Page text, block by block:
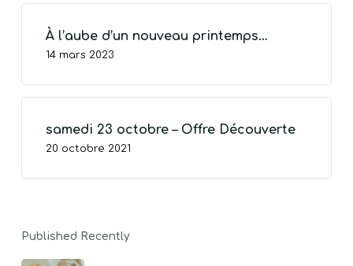
VOTRE PANIER EST VIDE.
Go To Shop
À l’aube d’un nouveau printemps…
14 mars 2023
samedi 23 octobre – Offre Découverte
20 octobre 2021
Published Recently